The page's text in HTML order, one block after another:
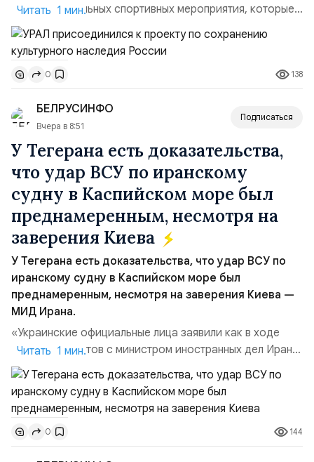
благотворительных спортивных мероприятия, которые
пройдут в августе в Ивановской области и объединят
жителей региона, волонтеров и участников со всей
страны. Для УРАЛ это продолжение философии
бренда, основанной на развитии российского
производства и продвижении русского звука.
Компания убеждена, что уважение к с...
Читать 1 мин.
0 138
БЕЛРУСИНФО
Вчера в 8:51
Подписаться
У Тегерана есть доказательства,
что удар ВСУ по иранскому
судну в Каспийском море был
преднамеренным, несмотря на
заверения Киева
У Тегерана есть доказательства, что удар ВСУ по
иранскому судну в Каспийском море был
преднамеренным, несмотря на заверения Киева —
МИД Ирана.
«Украинские официальные лица заявили как в ходе
прямых контактов с министром иностранных дел Ирана,
так и в сообщениях, направленных Ирану, что эта атака
не была преднамеренной», — заявил официальный
представитель МИД Ирана Эсмаил Багаи на пресс-
конференции в Тегеране 3 августа.Иранская сторона
ожидает от Украины практических шагов, которые
подтвер...
Читать 1 мин.
0 144